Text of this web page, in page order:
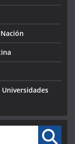
Universidades
Buscar